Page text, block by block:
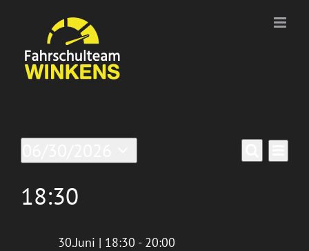
springen
Veranstaltungen
für
30/Juni/2026
Suche
Datum
wählen.
18:30
30.Juni | 18:30 - 20:00